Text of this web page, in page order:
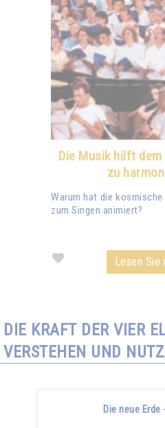
Die Musik hilft
zu
Warum hat die
zum Singen animiert?
Lesen Sie
DIE KRAFT DER VIER
VERSTEHEN UND
Die neue